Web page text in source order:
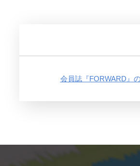
会員誌『FORWARD』